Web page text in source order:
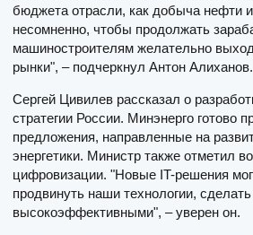
бюджета отрасли, как добыча нефти
несомненно, чтобы продолжать
машиностроителям желательно
рынки", – подчеркнул Антон Алиханов.
Сергей Цивилев рассказал о
стратегии России. Минэнерго готово
предложения, направленные на
энергетики. Министр также отметил
цифровизации. "Новые IT-решения
продвинуть наши технологии, сделать
высокоэффективными", – уверен он.